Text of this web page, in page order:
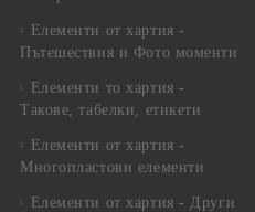
Елементи от хартия -
Пътешествия и Фото моменти
Елементи то хартия -
Такове, табелки, етикети
Елементи от хартия -
Многопластови елементи
Елементи от хартия - Други